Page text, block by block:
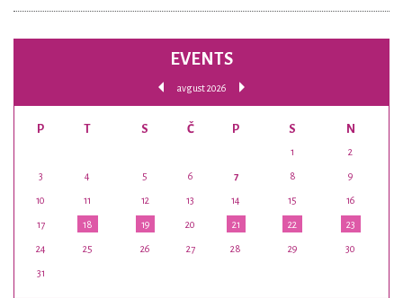
EVENTS
avgust 2026
P T S Č P S N
1 2
3 4 5 6 7 8 9
10 11 12 13 14 15 16
17 18 19 20 21 22 23
24 25 26 27 28 29 30
31